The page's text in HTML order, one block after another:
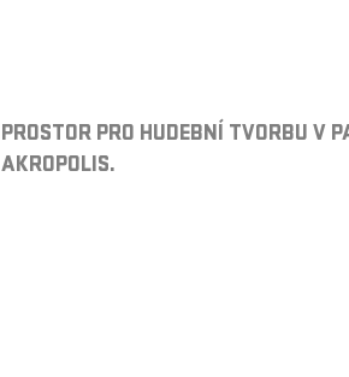
PROSTOR PRO HUDEBNÍ TVORBU V
AKROPOLIS.